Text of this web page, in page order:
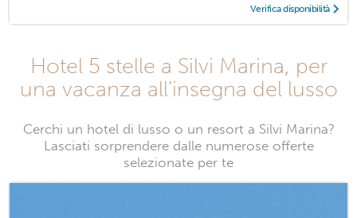
Verifica disponibilità
Hotel 5 stelle a Silvi Marina, per
una vacanza all'insegna del lusso
Cerchi un hotel di lusso o un resort a Silvi Marina?
Lasciati sorprendere dalle numerose offerte
selezionate per te